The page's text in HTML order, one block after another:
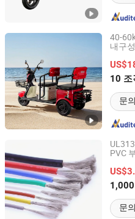
40-
내구성
10 조
문
Linyi Huanyu Jindong New
Shandong, China
PVC
문
Chang'an International
Henan, China